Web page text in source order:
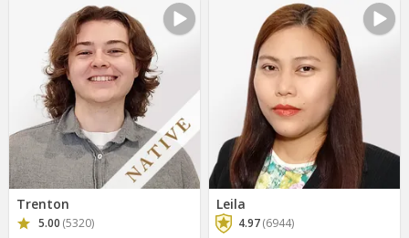
Trenton
5.00 (5320)
Leila
4.97(6944)